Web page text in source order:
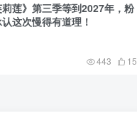
莉莲》第三季等到2027年，粉
这次慢得有道理！
443 15